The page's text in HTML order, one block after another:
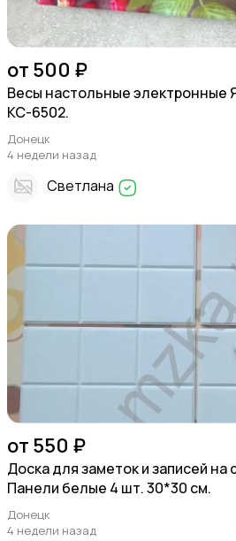
от 500 ₽
Весы настольные электронные
КС-6502.
Донецк
4 недели назад
Светлана
от 550 ₽
Доска для заметок и записей на
Панели белые 4 шт. 30*30 см.
Донецк
4 недели назад